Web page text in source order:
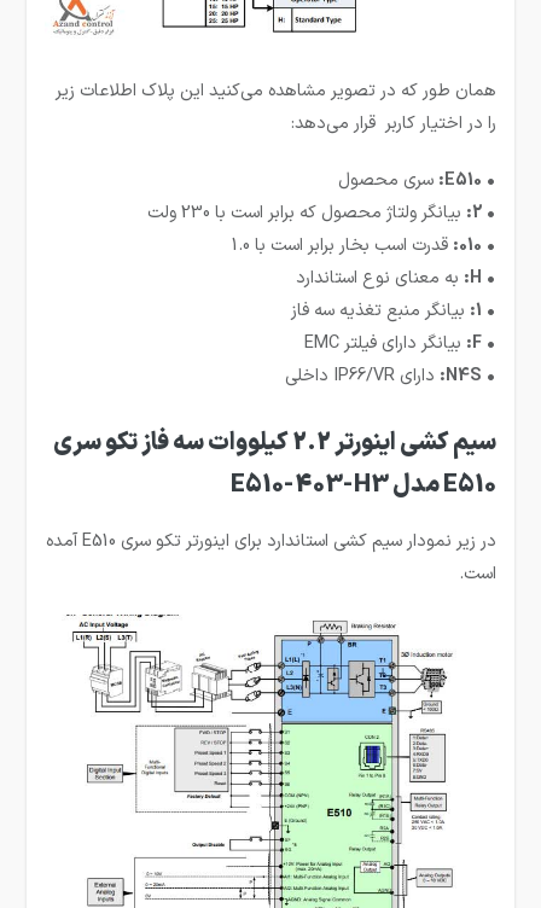
همان طور که در تصویر مشاهده می‌کنید این پلاک اطلاعات زیر
را در اختیار کاربر قرار می‌دهد:
• E510:
سری محصول
• 2:
بیانگر ولتاژ محصول که برابر است با 230 ولت
• 010:
قدرت اسب بخار برابر است با 1.0
• H:
به معنای نوع استاندارد
• 1:
بیانگر منبع تغذیه سه فاز
• F:
بیانگر دارای فیلتر EMC
• N4S:
دارای IP66/VR داخلی
سیم کشی اینورتر 2.2 کیلووات سه فاز تکو سری
E510 مدل E510-403-H3
در زیر نمودار سیم کشی استاندارد برای اینورتر تکو سری E510 آمده
است.